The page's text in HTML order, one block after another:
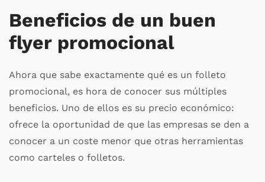
Beneficios de un buen
flyer promocional
Ahora que sabe exactamente qué es un folleto
promocional, es hora de conocer sus múltiples
beneficios. Uno de ellos es su precio económico:
ofrece la oportunidad de que las empresas se den a
conocer a un coste menor que otras herramientas
como carteles o folletos.